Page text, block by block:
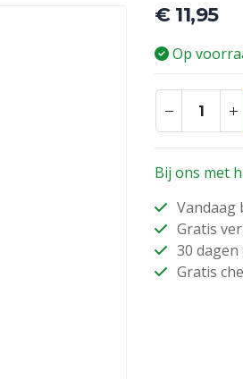
€11,95
Op
Bij ons met
Vandaag
Gratis
30
Gratis